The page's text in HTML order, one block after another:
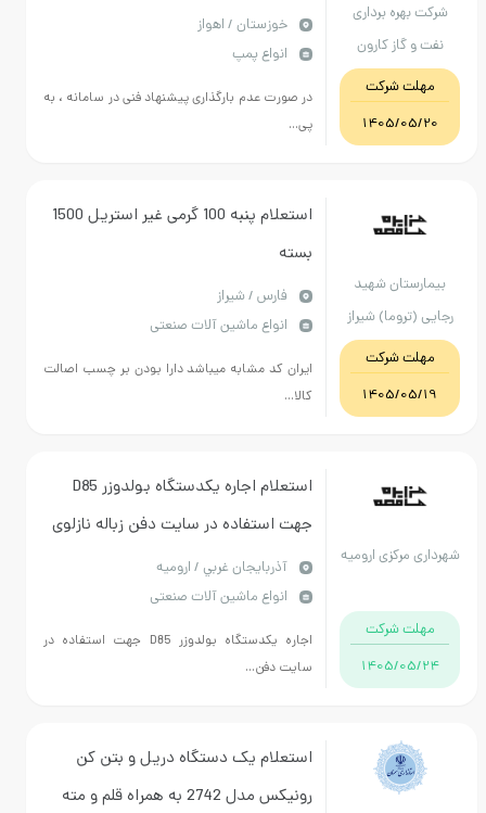
برداری
گاز کارون
شرکت
1405/
خوزستان / اهواز
انواع پمپ
در صورت عدم بارگذاری پیشنهاد فنی در سامانه ، به
پی...
شهید
شیراز
شرکت
1405/
استعلام پنبه 100 گرمی غیر استریل 1500
فارس / شیراز
انواع ماشین آلات صنعتی
ایران کد مشابه میباشد دارا بودن بر چسب اصالت
کالا...
ارومیه
شرکت
1405/
استعلام اجاره یکدستگاه بولدوزر D85
جهت استفاده در سایت دفن زباله نازلوی
ارومیه طبق شرایط فایل پیوستی
آذربايجان غربي / ارومیه
انواع ماشین آلات صنعتی
اجاره یکدستگاه بولدوزر D85 جهت استفاده در
سایت دفن...
استعلام یک دستگاه دریل و بتن کن
رونیکس مدل 2742 به همراه قلم و مته